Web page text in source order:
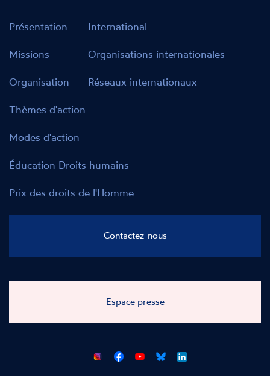
Présentation
Missions
Organisation
Thèmes d'action
Modes d'action
International
Organisations internationales
Réseaux internationaux
Éducation Droits humains
Prix des droits de l'Homme
Contactez-nous
Espace presse
CNCDHCNCDHCNCDHCNCDH
sur